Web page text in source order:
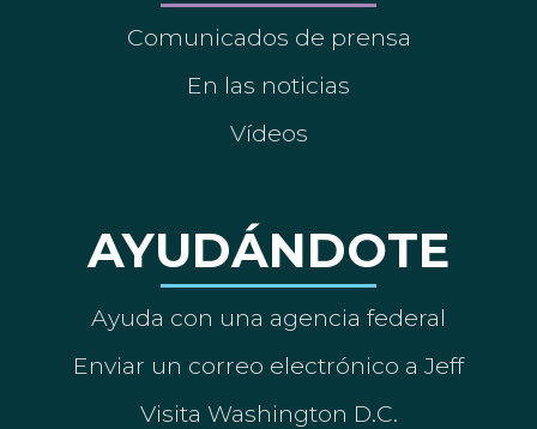
Comunicados de prensa
En las noticias
Vídeos
AYUDÁNDOTE
Ayuda con una agencia federal
Enviar un correo electrónico a Jeff
Visita Washington D.C.